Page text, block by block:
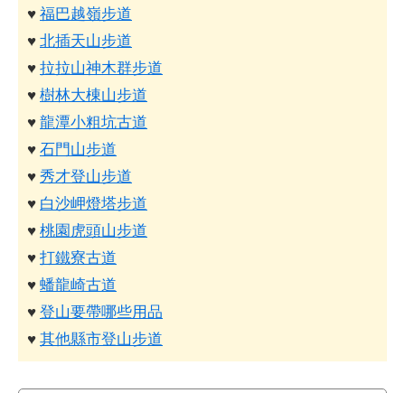
♥福巴越嶺步道
♥北插天山步道
♥拉拉山神木群步道
♥樹林大棟山步道
♥龍潭小粗坑古道
♥石門山步道
♥秀才登山步道
♥ 白沙岬燈塔步道
♥桃園虎頭山步道
♥打鐵寮古道
♥蟠龍崎古道
♥登山要帶哪些用品
♥其他縣市登山步道